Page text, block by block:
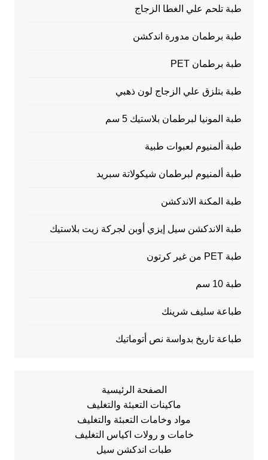
طبة تلحم علي الغطا الزجاج
طبة برطمان مدورة اندكشن
طبة برطمان PET
طبة بتلزق علي الزجاج لون ذهبي
طبة المونيا لبرطمان بلاستيك 5 سم
طبة ألمنيوم لعبوات طبية
طبة ألمنيوم لبرطمان شيكولاتة سبريد
طبة المكنة الاندكشن
طبة الاندكشن سيل إيزي أوبن لجركة زيت بلاستيك
طبة PET من غير كرتون
طبة 10 سم
طباعة سليف شرينك
طباعة تاريخ بدواسة نص أتوماتيك
الصفحة الرئيسية
ماكينات التعبئة والتغليف
مواد وخامات التعبئة والتغليف
خامات و رولات اكياس التغليف
طبات اندكشن سيل